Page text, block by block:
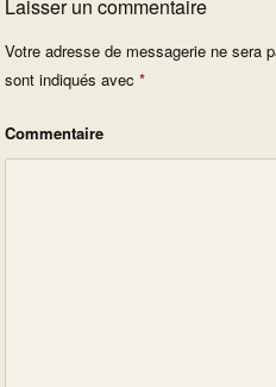
Laisser un commentaire
Votre adresse de messagerie ne sera
sont indiqués avec *
Commentaire